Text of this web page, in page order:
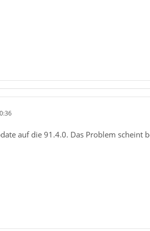
auf die 91.4.0. Das Problem scheint